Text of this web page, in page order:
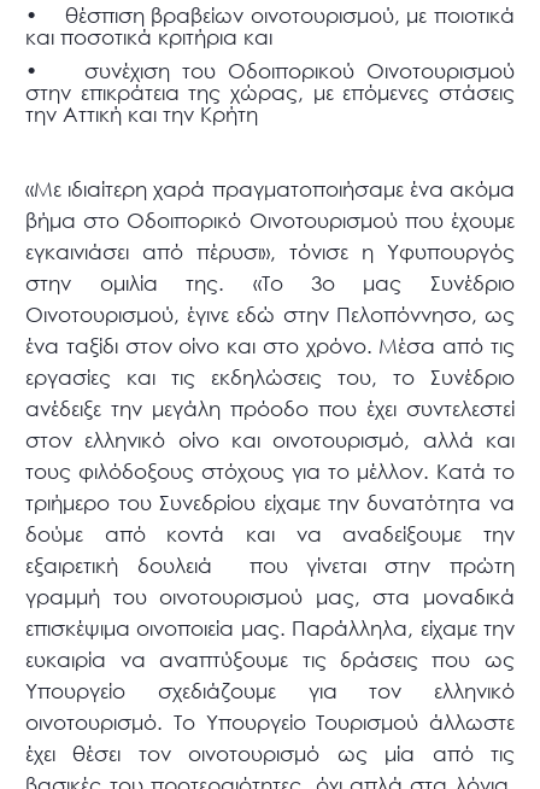
• θέσπιση βραβείων οινοτουρισμού, με ποιοτικά
και ποσοτικά κριτήρια και
• συνέχιση του Οδοιπορικού Οινοτουρισμού
στην επικράτεια της χώρας, με επόμενες στάσεις
την Αττική και την Κρήτη
«Με ιδιαίτερη χαρά πραγματοποιήσαμε ένα ακόμα
βήμα στο Οδοιπορικό Οινοτουρισμού που έχουμε
εγκαινιάσει από πέρυσι», τόνισε η Υφυπουργός
στην ομιλία της. «Το 3ο μας Συνέδριο
Οινοτουρισμού, έγινε εδώ στην Πελοπόννησο, ως
ένα ταξίδι στον οίνο και στο χρόνο. Μέσα από τις
εργασίες και τις εκδηλώσεις του, το Συνέδριο
ανέδειξε την μεγάλη πρόοδο που έχει συντελεστεί
στον ελληνικό οίνο και οινοτουρισμό, αλλά και
τους φιλόδοξους στόχους για το μέλλον. Κατά το
τριήμερο του Συνεδρίου είχαμε την δυνατότητα να
δούμε από κοντά και να αναδείξουμε την
εξαιρετική δουλειά που γίνεται στην πρώτη
γραμμή του οινοτουρισμού μας, στα μοναδικά
επισκέψιμα οινοποιεία μας. Παράλληλα, είχαμε την
ευκαιρία να αναπτύξουμε τις δράσεις που ως
Υπουργείο σχεδιάζουμε για τον ελληνικό
οινοτουρισμό. Το Υπουργείο Τουρισμού άλλωστε
έχει θέσει τον οινοτουρισμό ως μία από τις